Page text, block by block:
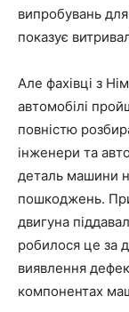
випробувань для
показує
Але фахівці з
автомобілі
повністю
інженери та
деталь машини
пошкоджень.
двигуна
робилося це за
виявлення
компонентах